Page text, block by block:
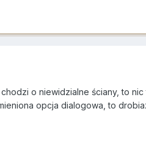
o niewidzialne ściany, to
opcja dialogowa, to